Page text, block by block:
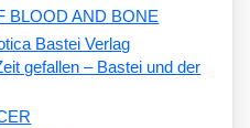
BLOOD AND BONE
gefallen – Bastei und der